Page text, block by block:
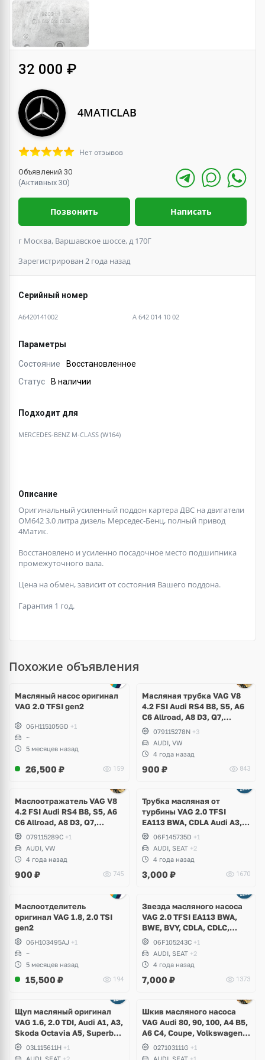
32 000 ₽
4MATICLAB
Нет отзывов
Объявлений 30
(Активных 30)
Позвонить Написать
г Москва, Варшавское шоссе, д 170Г
Зарегистрирован 2 года назад
Серийный номер
A6420141002 A 642 014 10 02
Параметры
Состояние
Восстановленное
Статус
В наличии
Подходит для
MERCEDES-BENZ M-CLASS (W164)
Описание
Оригинальный усиленный поддон картера ДВС на двигатели
ОМ642 3.0 литра дизель Мерседес-Бенц, полный привод
4Матик.
Восстановлено и усиленно посадочное место подшипника
промежуточного вала.
Цена на обмен, зависит от состояния Вашего поддона.
Гарантия 1 год.
Похожие объявления
Масляный насос оригинал
VAG 2.0 TFSI gen2
06H115105GD +1
~
5 месяцев назад
26,500 ₽ 159
Масляная трубка VAG V8
4.2 FSI Audi RS4 B8, S5, A6
C6 Allroad, A8 D3, Q7,
Volkswagen Touareg
079115278N +3
AUDI, VW
4 года назад
900 ₽ 843
Маслоотражатель VAG V8
4.2 FSI Audi RS4 B8, S5, A6
C6 Allroad, A8 D3, Q7,
Volkswagen Touareg
079115289C +1
AUDI, VW
4 года назад
900 ₽ 745
Трубка масляная от
турбины VAG 2.0 TFSI
EA113 BWA, CDLA Audi A3,
TT, Volkswagen Golf V GTI,
Passat B6, Eos, Skoda
Octavia A5 RS, Seat Leon
Cupra
06F145735D +1
AUDI, SEAT +2
4 года назад
3,000 ₽ 1670
Маслоотделитель
оригинал VAG 1.8, 2.0 TSI
gen2
06H103495AJ +1
~
5 месяцев назад
15,500 ₽ 194
Звезда масляного насоса
VAG 2.0 TFSI EA113 BWA,
BWE, BVY, CDLA, CDLC,
Audi, Volkswagen, Skoda,
Seat
06F105243C +1
AUDI, SEAT +2
4 года назад
7,000 ₽ 1373
Щуп масляный оригинал
VAG 1.6, 2.0 TDI, Audi A1, A3,
Skoda Octavia A5, Superb,
Yeti, Rapid, Volkswagen
Golf V, VI, Plus, Jetta,
03L115611H +1
Шкив масляного насоса
VAG Audi 80, 90, 100, A4 B5,
A6 C4, Coupe, Volkswagen
Golf 1, 2, 3, Corrado,
Scirocco, Jetta, Passat B2,
027103111G +1